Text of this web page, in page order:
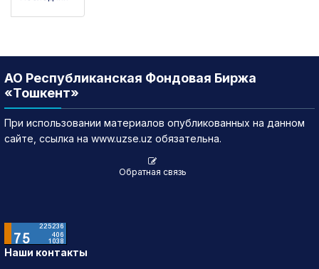
АО Республиканская Фондовая Биржа
«Тошкент»
При использовании материалов опубликованных на данном
сайте, ссылка на www.uzse.uz обязательна.
Обратная связь
Наши контакты